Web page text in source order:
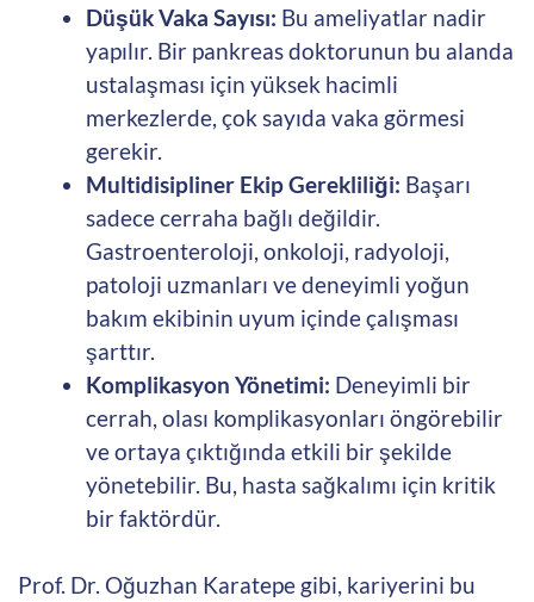
Düşük Vaka Sayısı: Bu ameliyatlar nadir
yapılır. Bir pankreas doktorunun bu alanda
ustalaşması için yüksek hacimli
merkezlerde, çok sayıda vaka görmesi
gerekir.
Multidisipliner Ekip Gerekliliği: Başarı
sadece cerraha bağlı değildir.
Gastroenteroloji, onkoloji, radyoloji,
patoloji uzmanları ve deneyimli yoğun
bakım ekibinin uyum içinde çalışması
şarttır.
Komplikasyon Yönetimi: Deneyimli bir
cerrah, olası komplikasyonları öngörebilir
ve ortaya çıktığında etkili bir şekilde
yönetebilir. Bu, hasta sağkalımı için kritik
bir faktördür.
Prof. Dr. Oğuzhan Karatepe gibi, kariyerini bu